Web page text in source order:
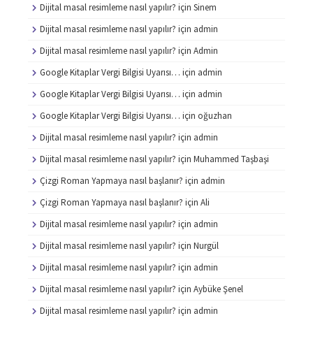
Dijital masal resimleme nasıl yapılır? için Sinem
Dijital masal resimleme nasıl yapılır? için admin
Dijital masal resimleme nasıl yapılır? için Admin
Google Kitaplar Vergi Bilgisi Uyarısı… için admin
Google Kitaplar Vergi Bilgisi Uyarısı… için admin
Google Kitaplar Vergi Bilgisi Uyarısı… için oğuzhan
Dijital masal resimleme nasıl yapılır? için admin
Dijital masal resimleme nasıl yapılır? için Muhammed Taşbaşi
Çizgi Roman Yapmaya nasıl başlanır? için admin
Çizgi Roman Yapmaya nasıl başlanır? için Ali
Dijital masal resimleme nasıl yapılır? için admin
Dijital masal resimleme nasıl yapılır? için Nurgül
Dijital masal resimleme nasıl yapılır? için admin
Dijital masal resimleme nasıl yapılır? için Aybüke Şenel
Dijital masal resimleme nasıl yapılır? için admin